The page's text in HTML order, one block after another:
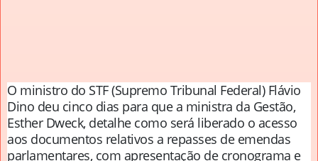
O ministro do STF (Supremo Tribunal Federal) Flávio
Dino deu cinco dias para que a ministra da Gestão,
Esther Dweck, detalhe como será liberado o acesso
aos documentos relativos a repasses de emendas
parlamentares, com apresentação de cronograma e